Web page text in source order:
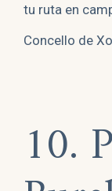
tu ruta en
Concello de
10.